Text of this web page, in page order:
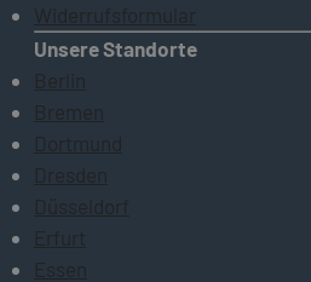
Widerrufsformular
Unsere Standorte
Berlin
Bremen
Dortmund
Dresden
Düsseldorf
Erfurt
Essen